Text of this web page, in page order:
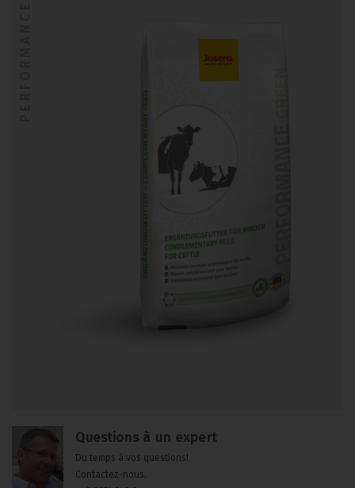
Questions à un expert
Du temps à vos questions!
Contactez-nous.